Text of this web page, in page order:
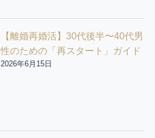
【離婚再婚活】30代後半〜40代男
性のための「再スタート」ガイド
2026年6月15日